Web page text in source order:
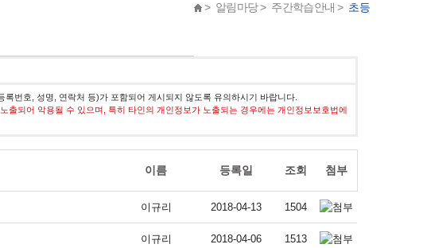
> 알림마당 > 주간학습안내 > 초등
번호, 성명, 연락처 등)가 포함되어 게시되지 않도록 유의하시기 바랍니다.
출되어 악용될 수 있으며, 특히 타인의 개인정보가 노출되는 경우에는 개인정보보호법에
이름 등록일 조회 첨부
이규리 2018-04-13 1504
이규리 2018-04-06 1513